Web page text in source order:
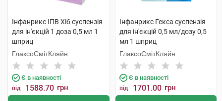
Інфанрикс ІПВ Хіб суспензія
для ін'єкцій 1 доза 0,5 мл 1
шприц
ГлаксоСмітКляйн
Є в наявності
від 1588.70 грн
Інфанрикс Гекса суспензія
для ін'єкцій 0,5 мл/дозу 0,5
мл 1 шприц
ГлаксоСмітКляйн
Є в наявності
від 1701.00 грн